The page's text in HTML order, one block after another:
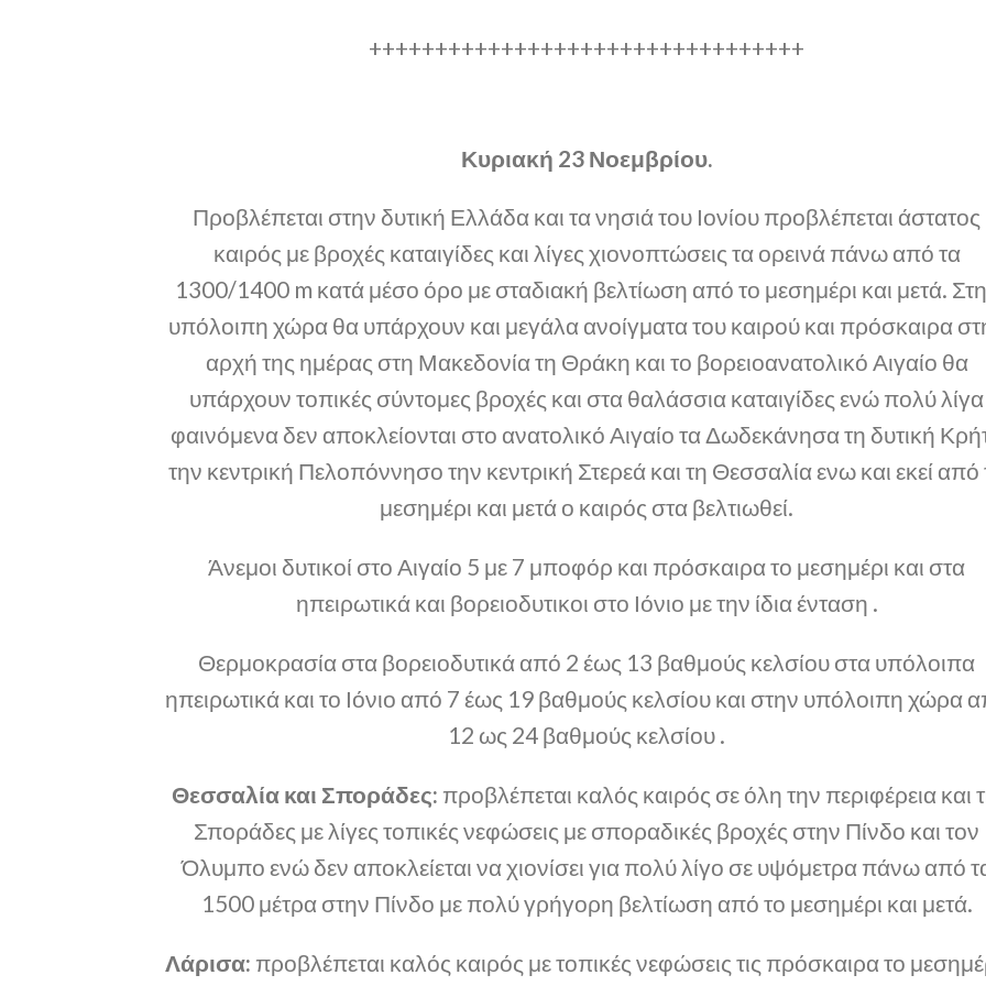
+++++++++++++++++++++++++++++++++
Κυριακή 23 Νοεμβρίου.
Προβλέπεται στην δυτική Ελλάδα και τα νησιά του Ιονίου προβλέπεται άστατος
καιρός με βροχές καταιγίδες και λίγες χιονοπτώσεις τα ορεινά πάνω από τα
1300/1400 m κατά μέσο όρο με σταδιακή βελτίωση από το μεσημέρι και μετά.
υπόλοιπη χώρα θα υπάρχουν και μεγάλα ανοίγματα του καιρού και πρόσκαιρα
αρχή της ημέρας στη Μακεδονία τη Θράκη και το βορειοανατολικό Αιγαίο θα
υπάρχουν τοπικές σύντομες βροχές και στα θαλάσσια καταιγίδες ενώ πολύ λίγα
φαινόμενα δεν αποκλείονται στο ανατολικό Αιγαίο τα Δωδεκάνησα τη δυτική
την κεντρική Πελοπόννησο την κεντρική Στερεά και τη Θεσσαλία ενω και εκεί από
μεσημέρι και μετά ο καιρός στα βελτιωθεί.
Άνεμοι δυτικοί στο Αιγαίο 5 με 7 μποφόρ και πρόσκαιρα το μεσημέρι και στα
ηπειρωτικά και βορειοδυτικοι στο Ιόνιο με την ίδια ένταση .
Θερμοκρασία στα βορειοδυτικά από 2 έως 13 βαθμούς κελσίου στα υπόλοιπα
ηπειρωτικά και το Ιόνιο από 7 έως 19 βαθμούς κελσίου και στην υπόλοιπη χώρα
12 ως 24 βαθμούς κελσίου .
Θεσσαλία και Σποράδες: προβλέπεται καλός καιρός σε όλη την περιφέρεια και
Σποράδες με λίγες τοπικές νεφώσεις με σποραδικές βροχές στην Πίνδο και τον
Όλυμπο ενώ δεν αποκλείεται να χιονίσει για πολύ λίγο σε υψόμετρα πάνω από
1500 μέτρα στην Πίνδο με πολύ γρήγορη βελτίωση από το μεσημέρι και μετά.
Λάρισα: προβλέπεται καλός καιρός με τοπικές νεφώσεις τις πρόσκαιρα το